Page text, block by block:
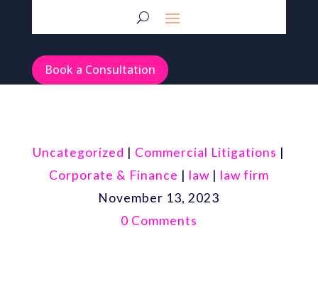
Book a Consultation
Uncategorized | Commercial Litigations |
Corporate & Finance | law| law firm
November 13, 2023
0 Comments